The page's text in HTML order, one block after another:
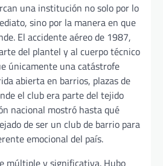
una institución no solo por lo
sino por la manera en que
El accidente aéreo de 1987,
del plantel y al cuerpo técnico
únicamente una catástrofe
abierta en barrios, plazas de
el club era parte del tejido
nacional mostró hasta qué
de ser un club de barrio para
emocional del país.
múltiple y significativa. Hubo